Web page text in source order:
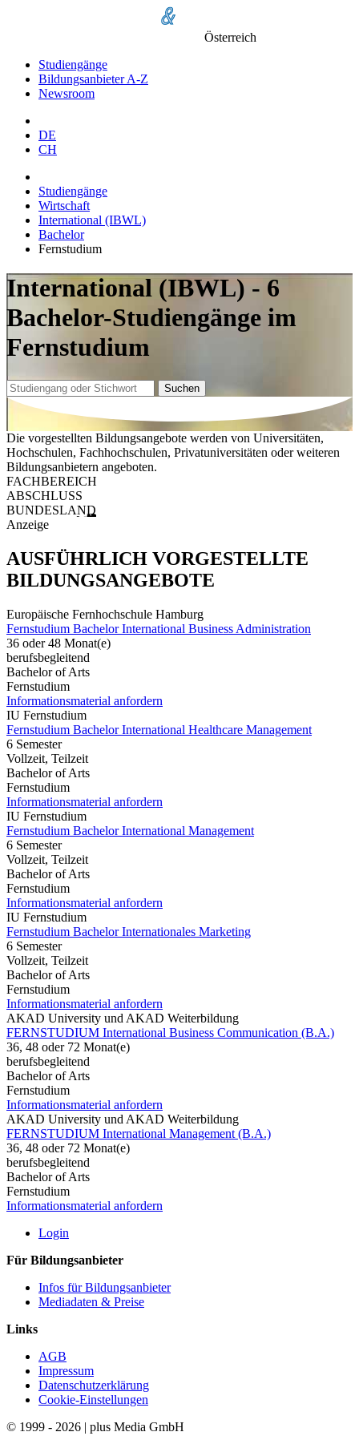
Österreich
Studiengänge
Bildungsanbieter A-Z
Newsroom
DE
CH
Studiengänge
Wirtschaft
International (IBWL)
Bachelor
Fernstudium
International (IBWL) - 6
Bachelor-Studiengänge im
Fernstudium
Suchen
Die vorgestellten Bildungsangebote werden von Universitäten,
Hochschulen, Fachhochschulen, Privatuniversitäten oder weiteren
Bildungsanbietern angeboten.
FACHBEREICH
ABSCHLUSS
BUNDESLAND
Anzeige
AUSFÜHRLICH VORGESTELLTE
BILDUNGSANGEBOTE
Europäische Fernhochschule Hamburg
Fernstudium Bachelor International Business Administration
36 oder 48 Monat(e)
berufsbegleitend
Bachelor of Arts
Fernstudium
Informationsmaterial anfordern
IU Fernstudium
Fernstudium Bachelor International Healthcare Management
6 Semester
Vollzeit, Teilzeit
Bachelor of Arts
Fernstudium
Informationsmaterial anfordern
IU Fernstudium
Fernstudium Bachelor International Management
6 Semester
Vollzeit, Teilzeit
Bachelor of Arts
Fernstudium
Informationsmaterial anfordern
IU Fernstudium
Fernstudium Bachelor Internationales Marketing
6 Semester
Vollzeit, Teilzeit
Bachelor of Arts
Fernstudium
Informationsmaterial anfordern
AKAD University und AKAD Weiterbildung
FERNSTUDIUM International Business Communication (B.A.)
36, 48 oder 72 Monat(e)
berufsbegleitend
Bachelor of Arts
Fernstudium
Informationsmaterial anfordern
AKAD University und AKAD Weiterbildung
FERNSTUDIUM International Management (B.A.)
36, 48 oder 72 Monat(e)
berufsbegleitend
Bachelor of Arts
Fernstudium
Informationsmaterial anfordern
Login
Für Bildungsanbieter
Infos für Bildungsanbieter
Mediadaten & Preise
Links
AGB
Impressum
Datenschutzerklärung
Cookie-Einstellungen
© 1999 - 2026 | plus Media GmbH